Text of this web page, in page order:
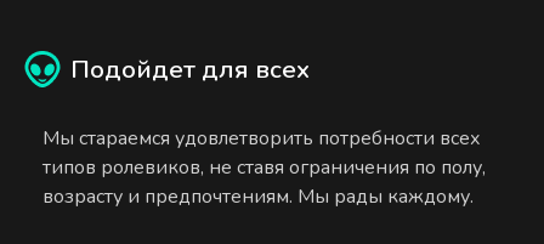
Подойдет для всех
Мы стараемся удовлетворить потребности всех
типов ролевиков, не ставя ограничения по полу,
возрасту и предпочтениям. Мы рады каждому.